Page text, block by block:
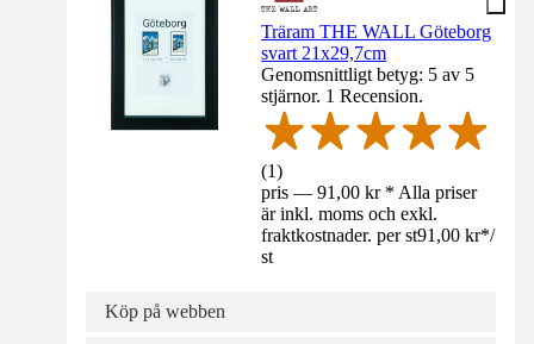
Träram THE WALL Göteborg
svart 21x29,7cm
Genomsnittligt betyg: 5 av 5
stjärnor. 1 Recension.
(1)
pris — 91,00 kr * Alla priser
är inkl. moms och exkl.
fraktkostnader. per st91,00 kr*/
st
Köp på webben